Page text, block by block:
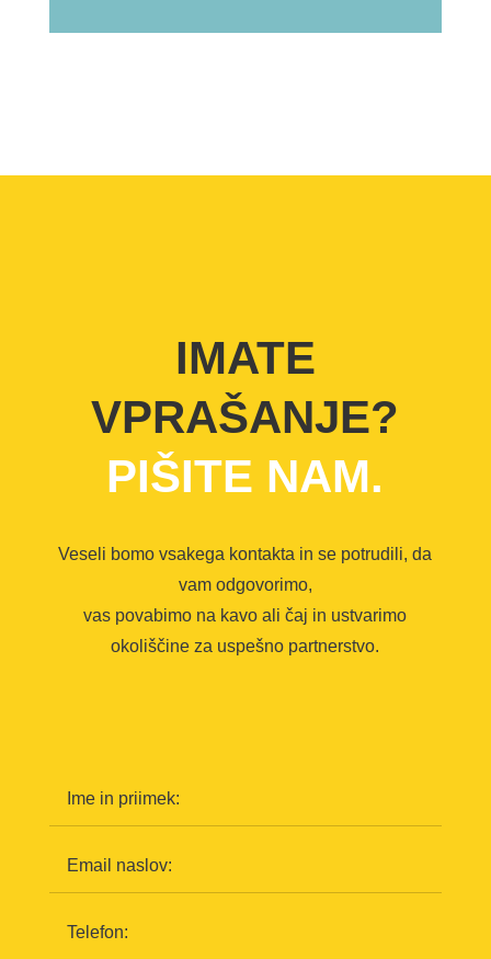
IMATE
VPRAŠANJE?
PIŠITE NAM.
Veseli bomo vsakega kontakta in se potrudili, da
vam odgovorimo,
vas povabimo na kavo ali čaj in ustvarimo
okoliščine za uspešno partnerstvo.